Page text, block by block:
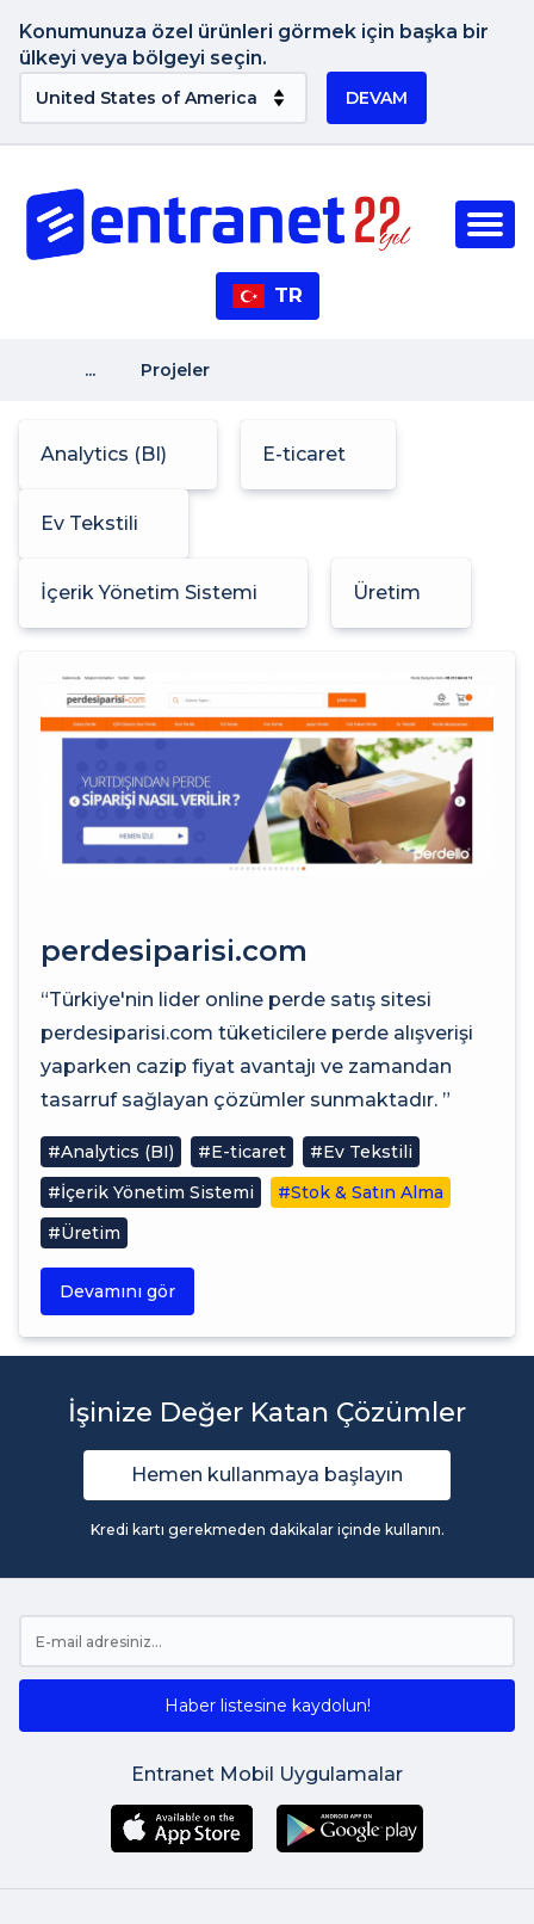
Konumunuza özel ürünleri görmek için başka bir
ülkeyi veya bölgeyi seçin.
DEVAM
TR
... Projeler
Analytics (BI) E-ticaret
Ev Tekstili
İçerik Yönetim Sistemi Üretim
perdesiparisi.com
“Türkiye'nin lider online perde satış sitesi
perdesiparisi.com tüketicilere perde alışverişi
yaparken cazip fiyat avantajı ve zamandan
tasarruf sağlayan çözümler sunmaktadır. ”
#Analytics (BI) #E-ticaret
#Ev Tekstili
#İçerik Yönetim Sistemi
#Stok & Satın Alma
#Üretim
Devamını gör
İşinize Değer Katan Çözümler
Hemen kullanmaya başlayın
Kredi kartı gerekmeden dakikalar içinde kullanın.
Haber listesine kaydolun!
Entranet Mobil Uygulamalar